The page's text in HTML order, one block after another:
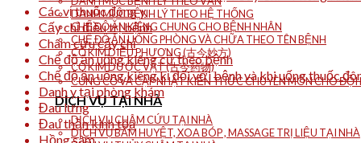
DANH MỤC BỆNH LÝ THEO HỆ THỐNG
CHẾ ĐỘ ĂN KIÊNG CHUNG CHO BỆNH NHÂN
CHẾ ĐỘ ĂN UỐNG PHÒNG VÀ CHỮA THEO TÊN BỆNH
CỔ KIM DIỆU PHƯƠNG (古今妙方)
CỔ KIM DƯỢC VẬT (古今药物)
CỦNG CỐ VÀ CẬP NHẬT KIẾN THỨC CHUYÊN MÔN CHO ĐỘI
DỊCH VỤ TẠI NHÀ
DỊCH VỤ CHÂM CỨU TẠI NHÀ
DỊCH VỤ BẤM HUYỆT, XOA BÓP , MASSAGE TRỊ LIỆU TẠI NHÀ
Các vị thuốc đông y
Cấy chỉ điều trị bệnh
Châm cứu cấy chỉ
Chế độ ăn uống kiêng cữ theo bệnh
Chế độ ăn uống kiêng kị đối với bệnh và khi uống thuốc
Danh y tại phòng khám
Đau lưng
Đau thần kinh tọa
Hồng sâm